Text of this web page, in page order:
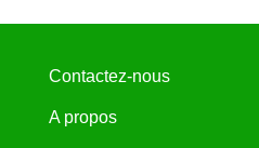
Contactez-nous
A propos